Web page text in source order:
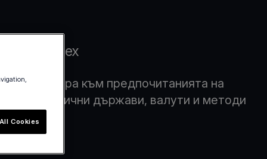
успех
адаптира към предпочитанията на
в различни държави, валути и методи
Cookies